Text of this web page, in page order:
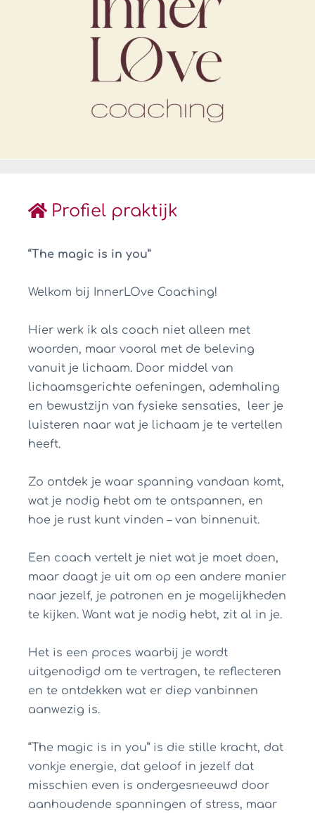
Profiel praktijk
“The magic is in you”
Welkom bij InnerLOve Coaching!
Hier werk ik als coach niet alleen met
woorden, maar vooral met de beleving
vanuit je lichaam. Door middel van
lichaamsgerichte oefeningen, ademhaling
en bewustzijn van fysieke sensaties, leer je
luisteren naar wat je lichaam je te vertellen
heeft.
Zo ontdek je waar spanning vandaan komt,
wat je nodig hebt om te ontspannen, en
hoe je rust kunt vinden – van binnenuit.
Een coach vertelt je niet wat je moet doen,
maar daagt je uit om op een andere manier
naar jezelf, je patronen en je mogelijkheden
te kijken. Want wat je nodig hebt, zit al in je.
Het is een proces waarbij je wordt
uitgenodigd om te vertragen, te reflecteren
en te ontdekken wat er diep vanbinnen
aanwezig is.
“The magic is in you” is die stille kracht, dat
vonkje energie, dat geloof in jezelf dat
misschien even is ondergesneeuwd door
aanhoudende spanningen of stress, maar